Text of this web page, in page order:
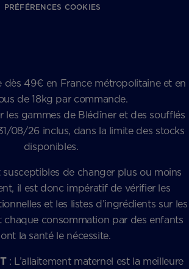
PRÉFÉRENCES COOKIES
dès 49€ en France métropolitaine et en
de 18kg par commande.
les gammes de Blédîner et des soufflés
08/26 inclus, dans la limite des stocks
disponibles.
susceptibles de changer plus ou moins
il est donc impératif de vérifier les
et les listes d’ingrédients sur les
chaque consommation par des enfants
la santé le nécessite.
: L’allaitement maternel est la meilleure